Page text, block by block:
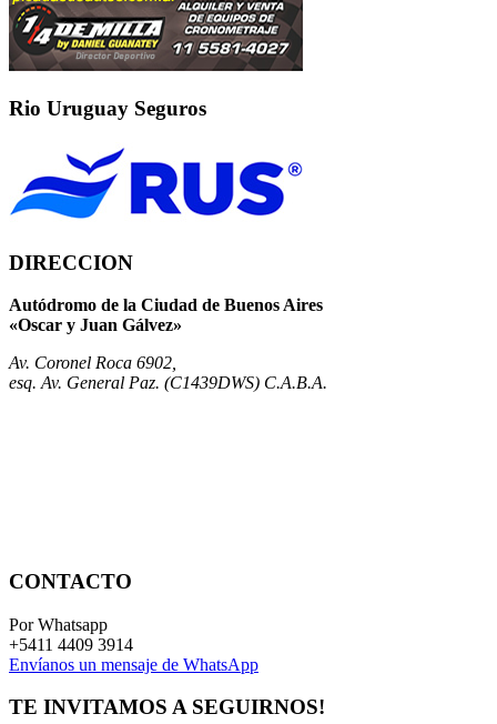
Rio Uruguay Seguros
DIRECCION
Autódromo de la Ciudad de Buenos Aires
«Oscar y Juan Gálvez»
Av. Coronel Roca 6902,
esq. Av. General Paz. (C1439DWS) C.A.B.A.
CONTACTO
Por Whatsapp
+5411 4409 3914
Envíanos un mensaje de WhatsApp
TE INVITAMOS A SEGUIRNOS!